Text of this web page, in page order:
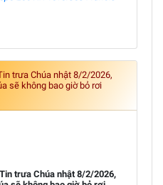
trưa Chúa nhật 8/2/2026,
sẽ không bao giờ bỏ rơi
trưa Chúa nhật 8/2/2026,